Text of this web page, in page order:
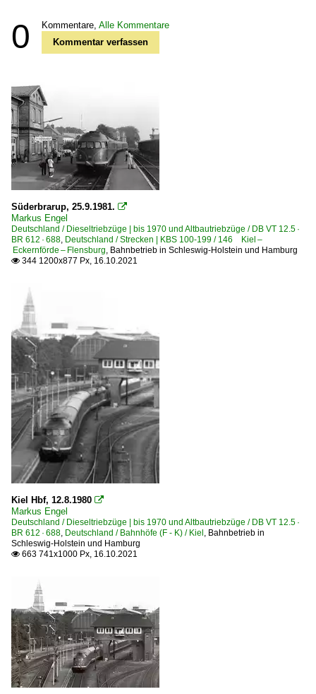
0 Kommentare, Alle Kommentare
Kommentar verfassen
Süderbrarup, 25.9.1981. 
Markus Engel
Deutschland / Dieseltriebzüge | bis 1970 und Altbautriebzüge / DB VT 12.5 ·
BR 612 · 688, Deutschland / Strecken | KBS 100-199 / 146 Kiel –
Eckernförde – Flensburg, Bahnbetrieb in Schleswig-Holstein und Hamburg
 344 1200x877 Px, 16.10.2021
Kiel Hbf, 12.8.1980 
Markus Engel
Deutschland / Dieseltriebzüge | bis 1970 und Altbautriebzüge / DB VT 12.5 ·
BR 612 · 688, Deutschland / Bahnhöfe (F - K) / Kiel , Bahnbetrieb in
Schleswig-Holstein und Hamburg
 663 741x1000 Px, 16.10.2021